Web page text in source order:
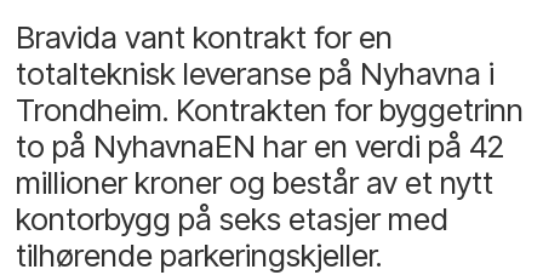
Bravida vant kontrakt for en
totalteknisk leveranse på Nyhavna i
Trondheim. Kontrakten for byggetrinn
to på NyhavnaEN har en verdi på 42
millioner kroner og består av et nytt
kontorbygg på seks etasjer med
tilhørende parkeringskjeller.